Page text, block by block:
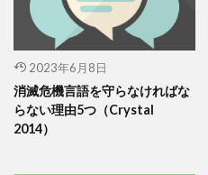
2023年6月8日
消滅危機言語を守らなければな
らない理由5つ（Crystal
2014）